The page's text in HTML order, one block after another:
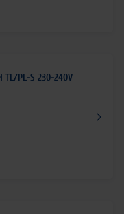
TL/PL-S 230-240V